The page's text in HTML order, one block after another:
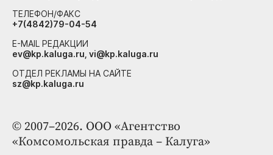
© 2007–2026. ООО «Агентство
«Комсомольская правда – Калуга»
ТЕЛЕФОН/ФАКС
+7(4842)79-04-54
E-MAIL РЕДАКЦИИ
ev@kp.kaluga.ru, vi@kp.kaluga.ru
ОТДЕЛ РЕКЛАМЫ НА САЙТЕ
sz@kp.kaluga.ru